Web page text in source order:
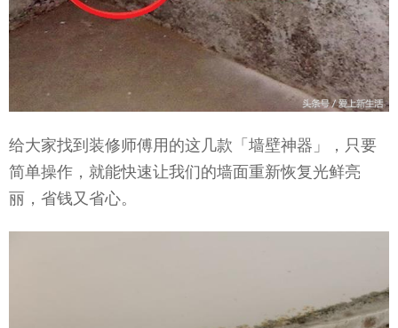
给大家找到装修师傅用的这几款「墙壁神器」，只要
简单操作，就能快速让我们的墙面重新恢复光鲜亮
丽，省钱又省心。